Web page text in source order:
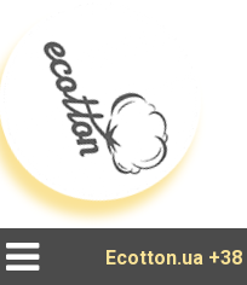
Ecotton.ua +38